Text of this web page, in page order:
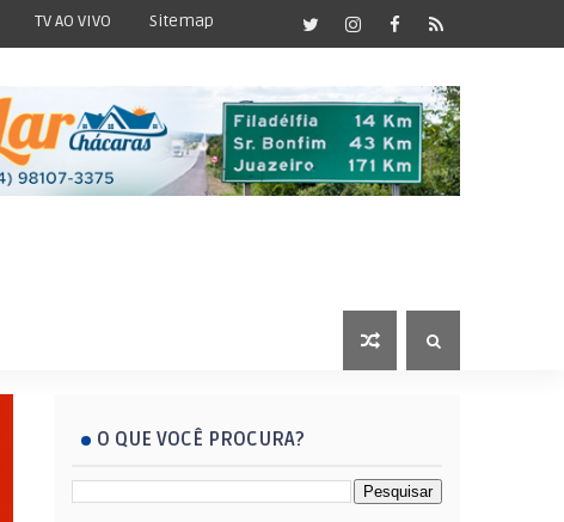
TV AO VIVO Sitemap
O QUE VOCÊ PROCURA?